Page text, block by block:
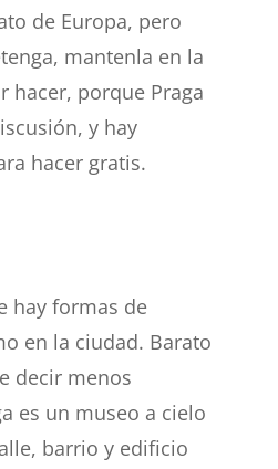
de Europa, pero
mantenla en la
hacer, porque Praga
y hay
hacer gratis.
hay formas de
en la ciudad. Barato
decir menos
es un museo a cielo
barrio y edificio